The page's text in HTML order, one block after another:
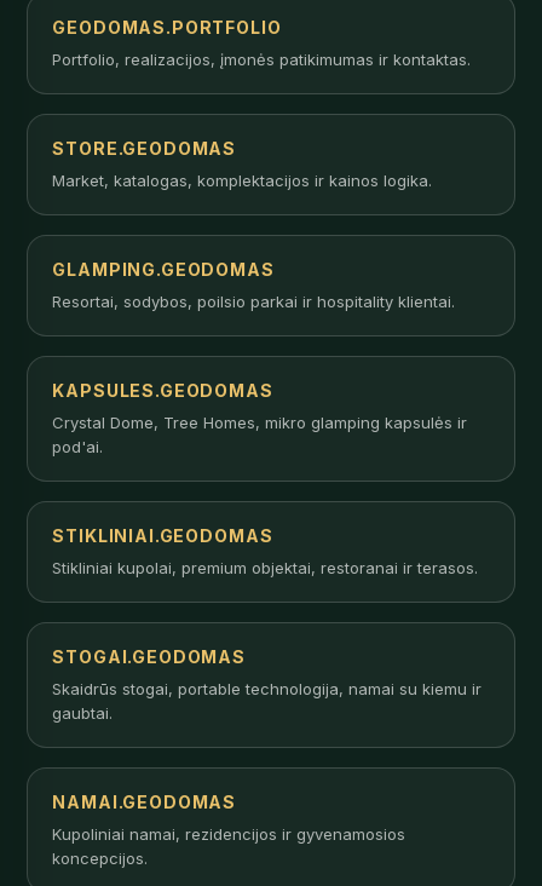
GEODOMAS.PORTFOLIO
Portfolio, realizacijos, įmonės patikimumas ir kontaktas.
STORE.GEODOMAS
Market, katalogas, komplektacijos ir kainos logika.
GLAMPING.GEODOMAS
Resortai, sodybos, poilsio parkai ir hospitality klientai.
KAPSULES.GEODOMAS
Crystal Dome, Tree Homes, mikro glamping kapsulės ir
pod'ai.
STIKLINIAI.GEODOMAS
Stikliniai kupolai, premium objektai, restoranai ir terasos.
STOGAI.GEODOMAS
Skaidrūs stogai, portable technologija, namai su kiemu ir
gaubtai.
NAMAI.GEODOMAS
Kupoliniai namai, rezidencijos ir gyvenamosios
koncepcijos.